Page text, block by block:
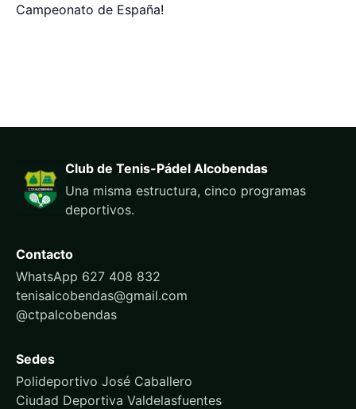
Campeonato de España!
Club de Tenis-Pádel Alcobendas
Una misma estructura, cinco programas
deportivos.
Contacto
WhatsApp 627 408 832
tenisalcobendas@gmail.com
@ctpalcobendas
Sedes
Polideportivo José Caballero
Ciudad Deportiva Valdelasfuentes